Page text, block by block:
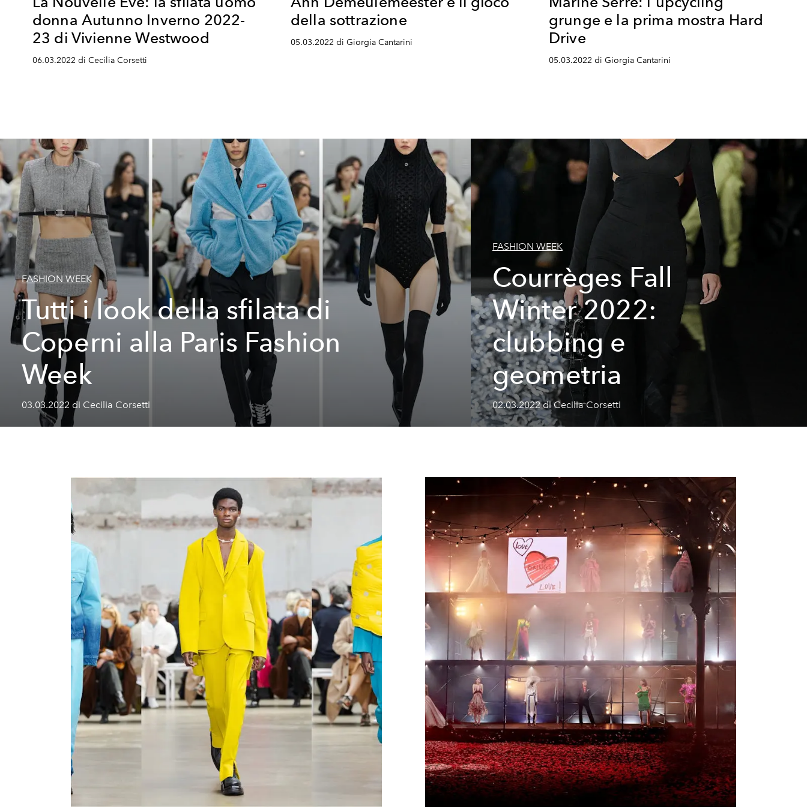
donna Autunno Inverno 2022-
23 di Vivienne Westwood
06.03.2022 di Cecilia Corsetti
della sottrazione
05.03.2022 di Giorgia Cantarini
grunge e la prima mostra Hard
Drive
05.03.2022 di Giorgia Cantarini
FASHION WEEK
Tutti i look della sfilata di
Coperni alla Paris Fashion
Week
03.03.2022 di Cecilia Corsetti
FASHION WEEK
Courrèges Fall
Winter 2022:
clubbing e
geometria
02.03.2022 di Cecilia Corsetti